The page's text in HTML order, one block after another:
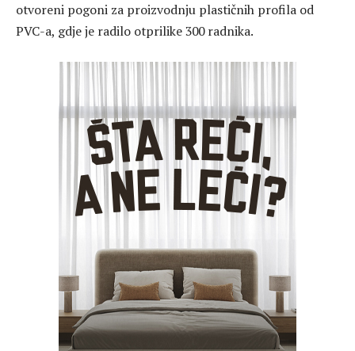
otvoreni pogoni za proizvodnju plastičnih profila od
PVC-a, gdje je radilo otprilike 300 radnika.